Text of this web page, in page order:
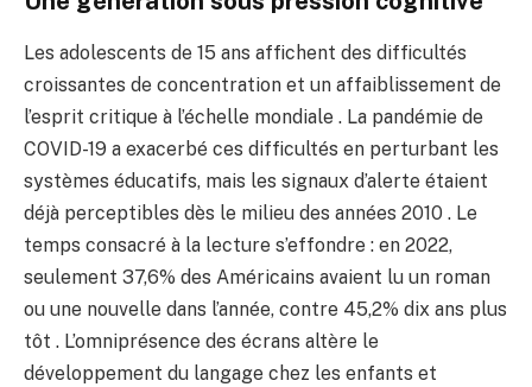
Les adolescents de 15 ans affichent des difficultés
croissantes de concentration et un affaiblissement de
l’esprit critique à l’échelle mondiale . La pandémie de
COVID-19 a exacerbé ces difficultés en perturbant les
systèmes éducatifs, mais les signaux d’alerte étaient
déjà perceptibles dès le milieu des années 2010 . Le
temps consacré à la lecture s’effondre : en 2022,
seulement 37,6% des Américains avaient lu un roman
ou une nouvelle dans l’année, contre 45,2% dix ans plus
tôt . L’omniprésence des écrans altère le
développement du langage chez les enfants et